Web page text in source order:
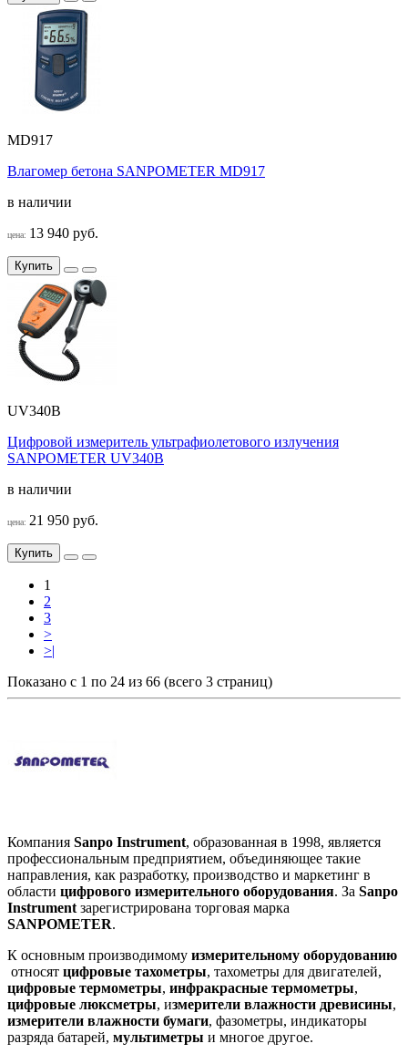
MD917
Влагомер бетона SANPOMETER MD917
в наличии
цена: 13 940 руб.
Купить
UV340B
Цифровой измеритель ультрафиолетового излучения
SANPOMETER UV340B
в наличии
цена: 21 950 руб.
Купить
1
2
3
>
>|
Показано с 1 по 24 из 66 (всего 3 страниц)
Компания Sanpo Instrument, образованная в 1998, является
профессиональным предприятием, объединяющее такие
направления, как разработку, производство и маркетинг в
области цифрового измерительного оборудования. За Sanpo
Instrument зарегистрирована торговая марка
SANPOMETER.
К основным производимому измерительному оборудованию
относят цифровые тахометры, тахометры для двигателей,
цифровые термометры, инфракрасные термометры,
цифровые люксметры, измерители влажности древисины,
измерители влажности бумаги, фазометры, индикаторы
разряда батарей, мультиметры и многое другое.